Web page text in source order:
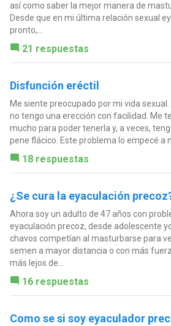
así como saber la mejor manera de
Desde que en mi última relación sexual
pronto,...
21 respuestas
Disfunción eréctil
Me siente preocupado por mi vida
no tengo una erección con facilidad. Me
mucho para poder tenerla y, a veces,
pene flácico. Este problema lo empecé a
18 respuestas
¿Se cura la eyaculación
Ahora soy un adulto de 47 años con
eyaculación precoz, desde adolescente
chavos competían al masturbarse para
semen a mayor distancia o con más
más lejos de...
16 respuestas
Como se si soy eyaculador